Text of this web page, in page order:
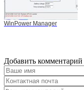
WinPower Manager
Добавить комментарий